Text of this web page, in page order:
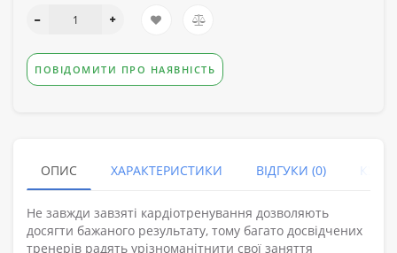
ПОВІДОМИТИ ПРО НАЯВНІСТЬ
ОПИС ХАРАКТЕРИСТИКИ ВІДГУКИ (0)
Не завжди завзяті кардіотренування дозволяють
досягти бажаного результату, тому багато досвідчених
тренерів радять урізноманітнити свої заняття